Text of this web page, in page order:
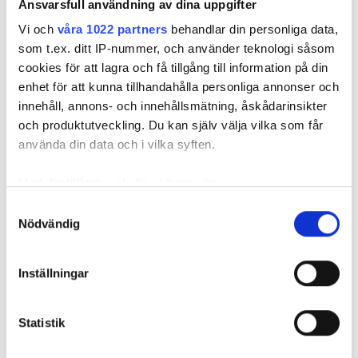
Ansvarsfull användning av dina uppgifter
Vi och våra 1022 partners behandlar din personliga data,
som t.ex. ditt IP-nummer, och använder teknologi såsom
cookies för att lagra och få tillgång till information på din
enhet för att kunna tillhandahålla personliga annonser och
innehåll, annons- och innehållsmätning, åskådarinsikter
och produktutveckling. Du kan själv välja vilka som får
använda din data och i vilka syften.
som kan ha en noggrannhet på upp till flera meter
Ta reda på mer om hur dina personliga uppgifter
Du kan ändra eller dra tillbaka ditt samtycke när som
Nödvändig
Inställningar
Statistik
Måste kablar alltid ligga i rör
– om de går i stenig mark?
PUBLICERAD 11 DEC 2025, 05:51| UPPDATERAD